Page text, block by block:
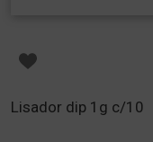
Lisador dip 1g c/10